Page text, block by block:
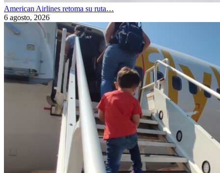
American Airlines retoma su ruta…
6 agosto, 2026